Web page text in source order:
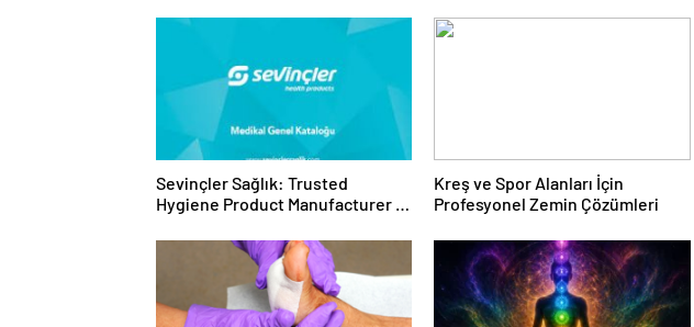
Sevinçler Sağlık: Trusted
Hygiene Product Manufacturer in
Kreş ve Spor Alanları İçin
Profesyonel Zemin Çözümleri